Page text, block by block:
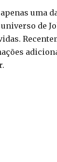
uma
de